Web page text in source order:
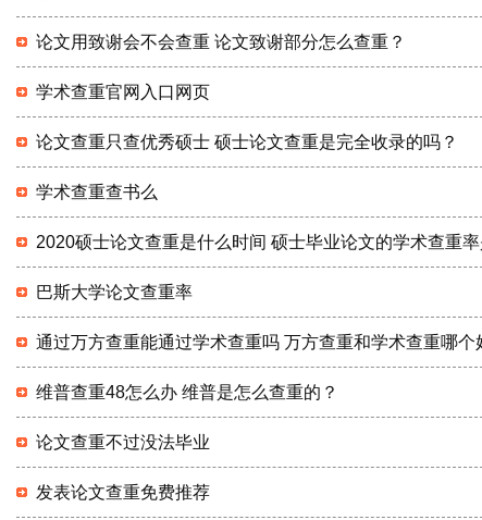
论文用致谢会不会查重 论文致谢部分怎么查重？
学术查重官网入口网页
论文查重只查优秀硕士 硕士论文查重是完全收录的吗？
学术查重查书么
2020硕士论文查重是什么时间 硕士毕业论文的学术查重率
巴斯大学论文查重率
通过万方查重能通过学术查重吗 万方查重和学术查重哪个
维普查重48怎么办 维普是怎么查重的？
论文查重不过没法毕业
发表论文查重免费推荐